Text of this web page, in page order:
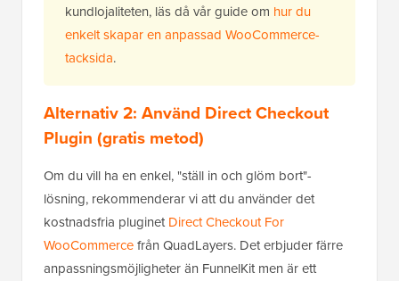
kundlojaliteten, läs då vår guide om hur du
enkelt skapar en anpassad WooCommerce-
tacksida.
Alternativ 2: Använd Direct Checkout
Plugin (gratis metod)
Om du vill ha en enkel, "ställ in och glöm bort"-
lösning, rekommenderar vi att du använder det
kostnadsfria pluginetDirect Checkout For
WooCommercefrån QuadLayers. Det erbjuder färre
anpassningsmöjligheter än FunnelKit men är ett